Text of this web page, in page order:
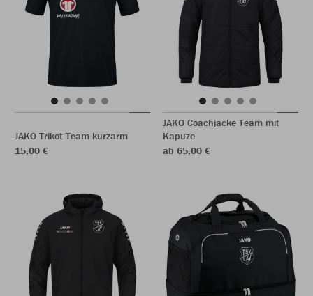
JAKO Trikot Team kurzarm
15,00 €
JAKO Coachjacke Team mit
Kapuze
ab 65,00 €